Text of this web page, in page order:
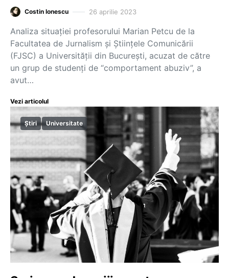
Costin Ionescu 26 aprilie 2023
Analiza situației profesorului Marian Petcu de la
Facultatea de Jurnalism și Științele Comunicării
(FJSC) a Universității din București, acuzat de către
un grup de studenți de “comportament abuziv”, a
avut…
Vezi articolul
Știri Universitate